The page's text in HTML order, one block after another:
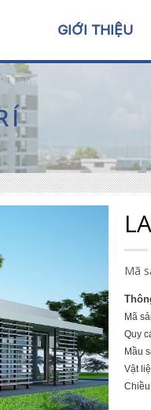
GIỚI THIỆU
Mã
Mã
Quy
Mầu
Vật